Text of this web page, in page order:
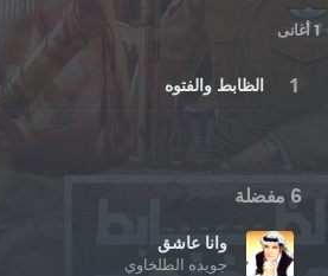
1 أغانى
الظابط والفتوه
6 مفضلة
وانا عاشق
جويده الطلخاوي